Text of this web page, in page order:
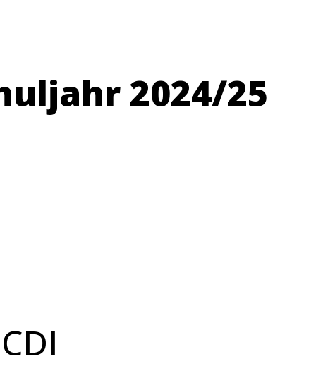
2024/25